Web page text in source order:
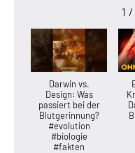
1 /
Darwin vs.
Design: Was
passiert bei der
Blutgerinnung?
#evolution
#biologie
#fakten